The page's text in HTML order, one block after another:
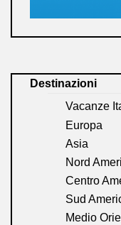
Destinazioni
Vacanze
Europa
Asia
Nord
Centro
Sud
Medio